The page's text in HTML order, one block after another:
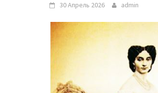
30 Апрель 2026 admin